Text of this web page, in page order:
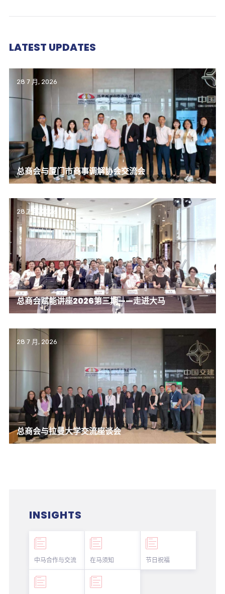
LATEST UPDATES
28 7 月, 2026
总商会与厦门市商事调解协会交流会
28 7 月, 2026
总商会赋能讲座2026第三期——走进大马
28 7 月, 2026
总商会与拉曼大学交流座谈会
INSIGHTS
中马合作与交流 在马须知 节日祝福